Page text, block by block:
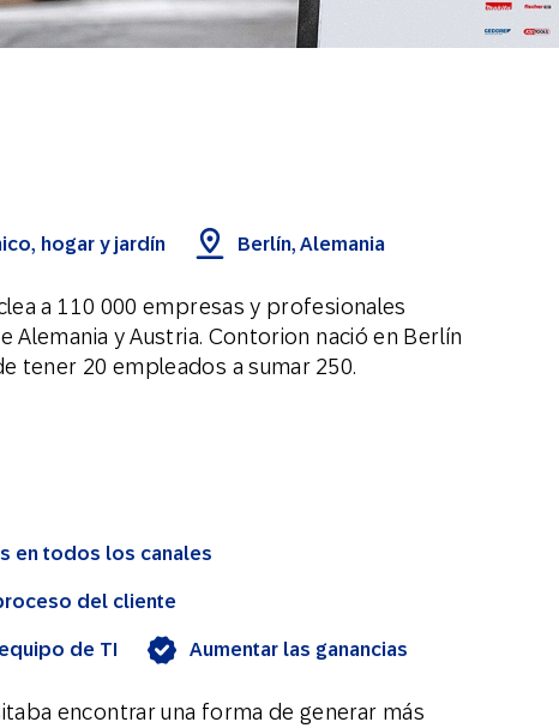
hogar y jardín Berlín, Alemania
a 110 000 empresas y profesionales
y Austria. Contorion nació en Berlín
tener 20 empleados a sumar 250.
en todos los canales
del cliente
de TI Aumentar las ganancias
encontrar una forma de generar más